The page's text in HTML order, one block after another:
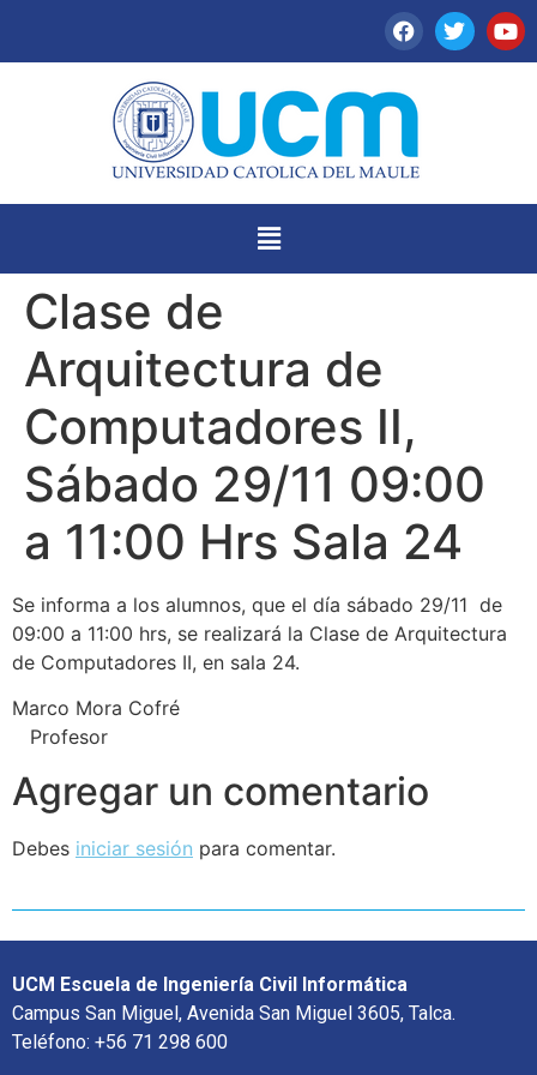
Clase de
Arquitectura de
Computadores II,
Sábado 29/11 09:00
a 11:00 Hrs Sala 24
Se informa a los alumnos, que el día sábado 29/11 de
09:00 a 11:00 hrs, se realizará la Clase de Arquitectura
de Computadores II, en sala 24.
Marco Mora Cofré
Profesor
Agregar un comentario
Debes iniciar sesión para comentar.
UCM Escuela de Ingeniería Civil Informática
Campus San Miguel, Avenida San Miguel 3605, Talca.
Teléfono: +56 71 298 600